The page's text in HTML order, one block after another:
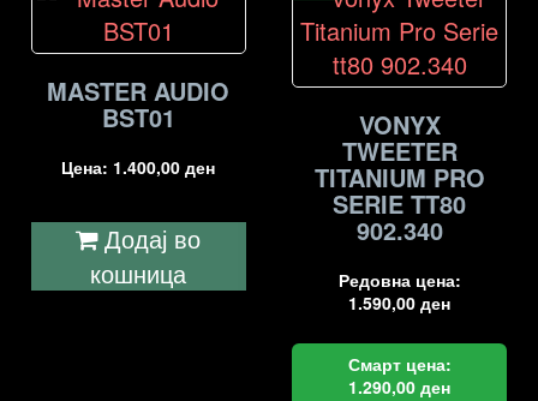
MASTER AUDIO
BST01
Цена: 1.400,00ден
Додај во
кошница
VONYX
TWEETER
TITANIUM PRO
SERIE TT80
902.340
Редовна цена:
1.590,00ден
Смарт цена:
1.290,00ден